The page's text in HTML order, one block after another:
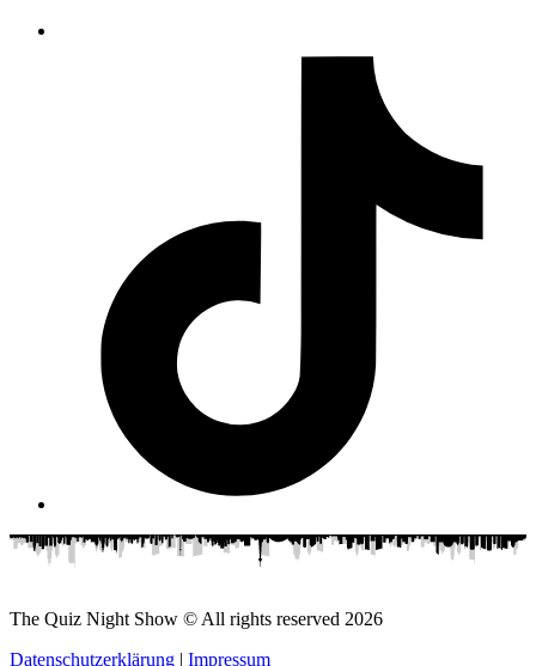
The Quiz Night Show © All rights reserved 2026
Datenschutzerklärung | Impressum